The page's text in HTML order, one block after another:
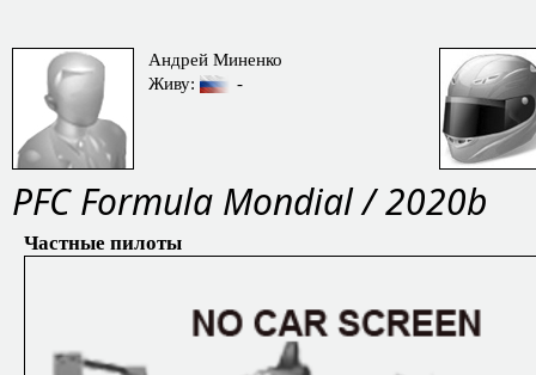
Андрей Миненко
Живу:
-
PFC Formula Mondial / 2020b
Частные пилоты